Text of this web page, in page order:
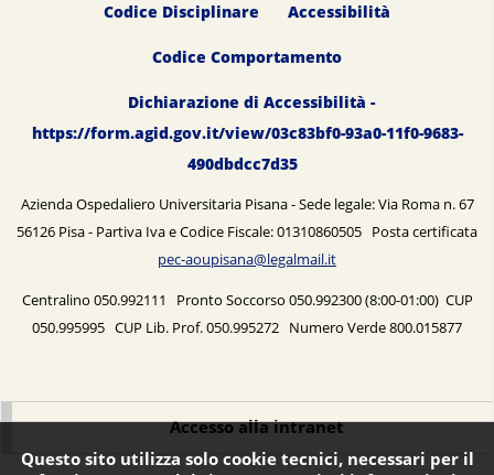
Codice Disciplinare Accessibilità
Codice Comportamento
Dichiarazione di Accessibilità -
https://form.agid.gov.it/view/03c83bf0-93a0-11f0-9683-
490dbdcc7d35
Azienda Ospedaliero Universitaria Pisana - Sede legale: Via Roma n. 67
56126 Pisa - Partiva Iva e Codice Fiscale: 01310860505 Posta certificata
pec-aoupisana@legalmail.it
Centralino 050.992111 Pronto Soccorso 050.992300 (8:00-01:00) CUP
050.995995 CUP Lib. Prof. 050.995272 Numero Verde 800.015877
Accesso alla intranet
Questo sito utilizza solo cookie tecnici, necessari per il